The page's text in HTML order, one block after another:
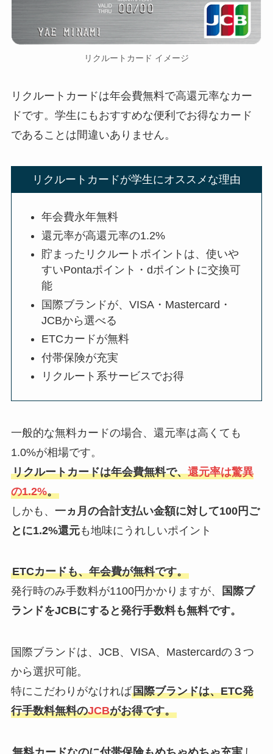
リクルートカード イメージ
リクルートカードは年会費無料で高還元率なカー
ドです。学生にもおすすめな便利でお得なカード
であることは間違いありません。
リクルートカードが学生にオススメな理由
年会費永年無料
還元率が高還元率の1.2%
貯まったリクルートポイントは、使いや
すいPontaポイント・dポイントに交換可
能
国際ブランドが、VISA・Mastercard・
JCBから選べる
ETCカードが無料
付帯保険が充実
リクルート系サービスでお得
一般的な無料カードの場合、還元率は高くても
1.0%が相場です。
リクルートカードは年会費無料で、還元率は驚異
の1.2%。
しかも、 一ヵ月の合計支払い金額に対して100円ご
とに1.2%還元も地味にうれしいポイント
ETCカードも、年会費が無料です。
発行時のみ手数料が1100円かかりますが、
国際ブ
ランドをJCBにすると発行手数料も無料です。
国際ブランドは、JCB、VISA、Mastercardの３つ
から選択可能。
特にこだわりがなければ国際ブランドは、ETC発
行手数料無料のJCBがお得です。